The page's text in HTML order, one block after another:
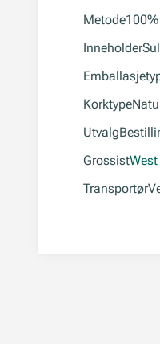
Metode
Inneholder
Korktype
Utvalg
Grossist
Transportør